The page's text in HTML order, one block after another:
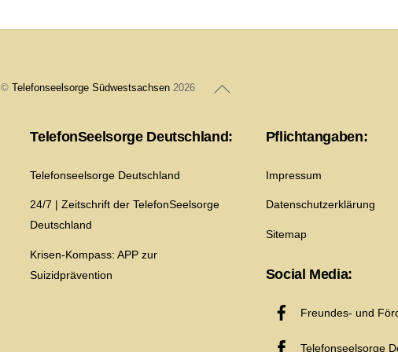
Back
©Telefonseelsorge Südwestsachsen 2026
TelefonSeelsorge Deutschland:
Telefonseelsorge Deutschland
24/7 | Zeitschrift der TelefonSeelsorge
Deutschland
Krisen-Kompass: APP zur
Suizidprävention
Pflichtangaben:
Impressum
Datenschutzerklärung
Sitemap
Social Media:
Freundes- und
Telefonseelsorge